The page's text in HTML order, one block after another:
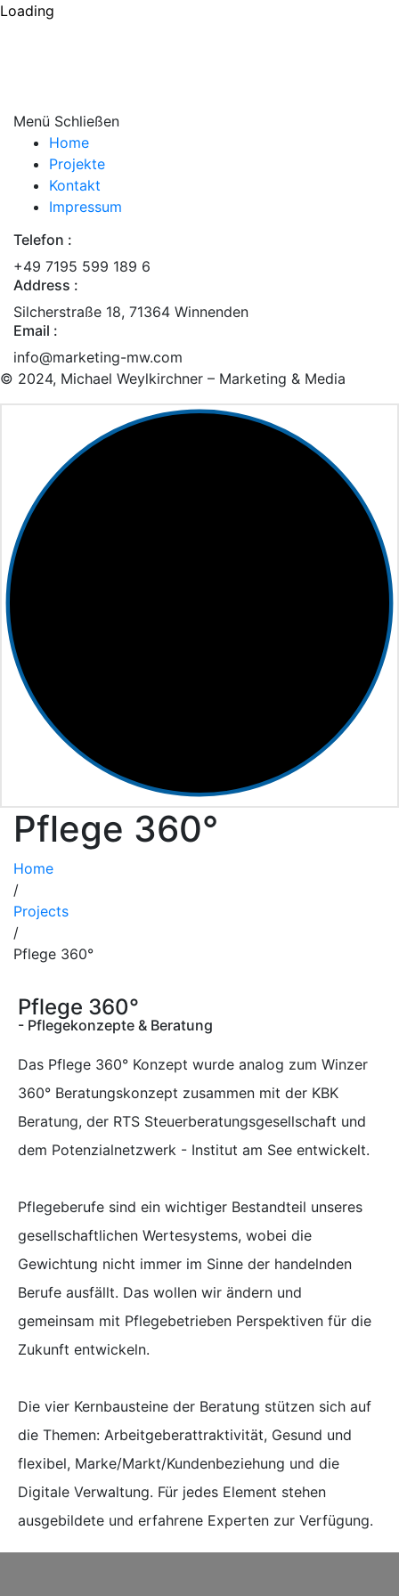
Loading
Menü
Home
Projekte
Kontakt
Impressum
Telefon :
+49 7195 599 189 6
Address :
Silcherstraße 18, 71364 Winnenden
Email :
info@marketing-mw.com
© 2024, Michael Weylkirchner – Marketing & Media
Pflege 360°
Home
/
Projects
/
Pflege 360°
Pflege 360°
- Pflegekonzepte & Beratung
Das Pflege 360° Konzept wurde analog zum Winzer
360° Beratungskonzept zusammen mit der KBK
Beratung, der RTS Steuerberatungsgesellschaft und
dem Potenzialnetzwerk - Institut am See entwickelt.
Pflegeberufe sind ein wichtiger Bestandteil unseres
gesellschaftlichen Wertesystems, wobei die
Gewichtung nicht immer im Sinne der handelnden
Berufe ausfällt. Das wollen wir ändern und
gemeinsam mit Pflegebetrieben Perspektiven für die
Zukunft entwickeln.
Die vier Kernbausteine der Beratung stützen sich auf
die Themen: Arbeitgeberattraktivität, Gesund und
flexibel, Marke/Markt/Kundenbeziehung und die
Digitale Verwaltung. Für jedes Element stehen
ausgebildete und erfahrene Experten zur Verfügung.